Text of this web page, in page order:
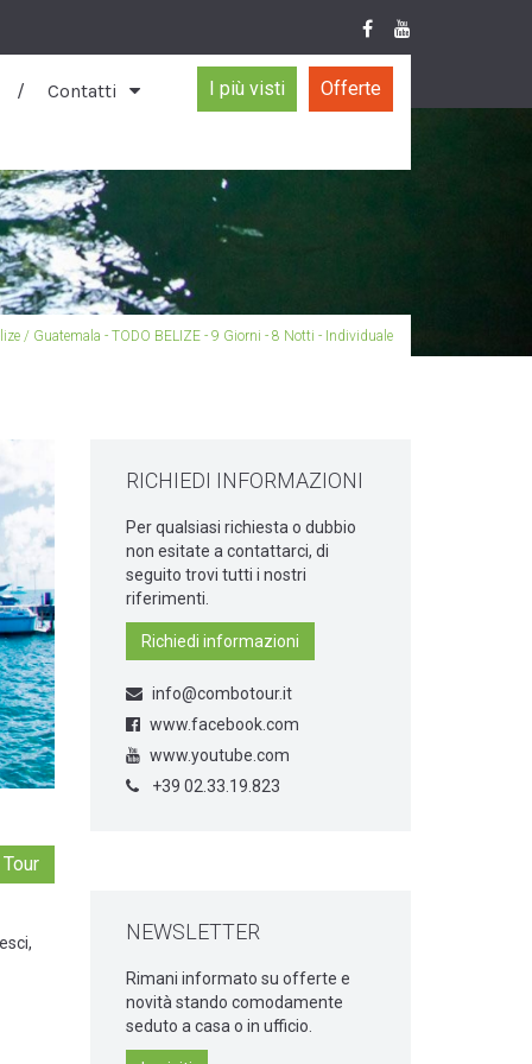
Contatti Offerte
I più visti
/ Guatemala - TODO BELIZE - 9 Giorni - 8 Notti - Individuale
RICHIEDI INFORMAZIONI
Per qualsiasi richiesta o dubbio
non esitate a contattarci, di
seguito trovi tutti i nostri
riferimenti.
Richiedi informazioni
info@combotour.it
www.facebook.com
www.youtube.com
+39 02.33.19.823
NEWSLETTER
Rimani informato su offerte e
novità stando comodamente
seduto a casa o in ufficio.